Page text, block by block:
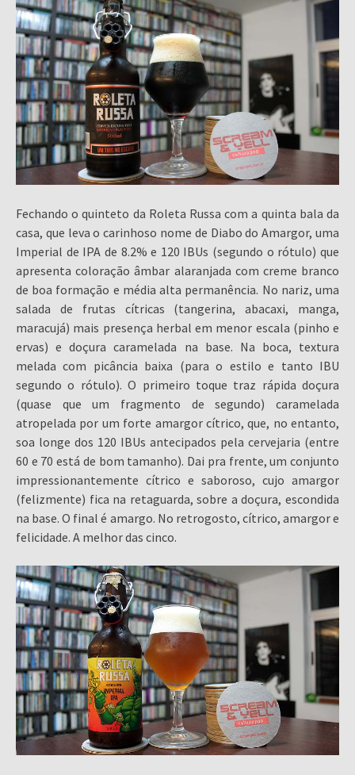
Fechando o quinteto da Roleta Russa com a quinta bala da
casa, que leva o carinhoso nome de Diabo do Amargor, uma
Imperial de IPA de 8.2% e 120 IBUs (segundo o rótulo) que
apresenta coloração âmbar alaranjada com creme branco
de boa formação e média alta permanência. No nariz, uma
salada de frutas cítricas (tangerina, abacaxi, manga,
maracujá) mais presença herbal em menor escala (pinho e
ervas) e doçura caramelada na base. Na boca, textura
melada com picância baixa (para o estilo e tanto IBU
segundo o rótulo). O primeiro toque traz rápida doçura
(quase que um fragmento de segundo) caramelada
atropelada por um forte amargor cítrico, que, no entanto,
soa longe dos 120 IBUs antecipados pela cervejaria (entre
60 e 70 está de bom tamanho). Dai pra frente, um conjunto
impressionantemente cítrico e saboroso, cujo amargor
(felizmente) fica na retaguarda, sobre a doçura, escondida
na base. O final é amargo. No retrogosto, cítrico, amargor e
felicidade. A melhor das cinco.